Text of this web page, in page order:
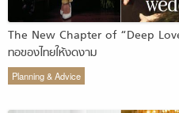
The New Chapter of “Deep
ทอของไทยให้งดงาม
Planning & Advice